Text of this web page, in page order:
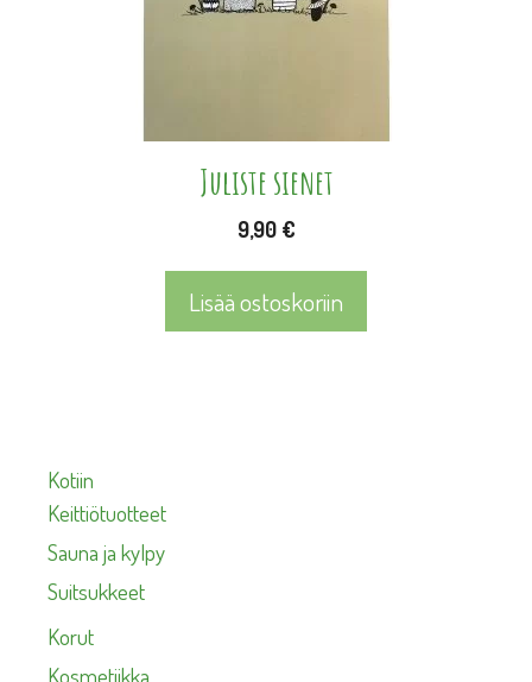
Juliste sienet
9,90 €
Lisää ostoskoriin
Kotiin
Keittiötuotteet
Sauna ja kylpy
Suitsukkeet
Korut
Kosmetiikka